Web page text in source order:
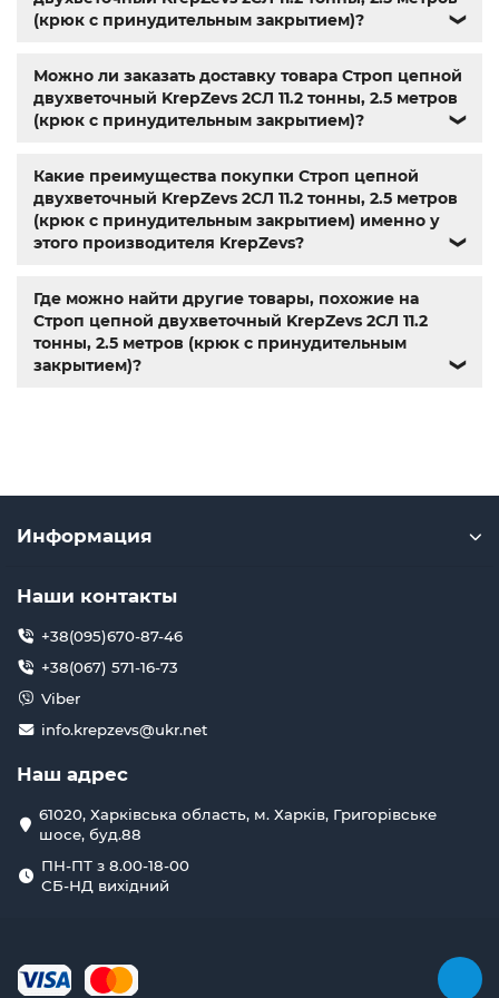
болты гайки шайбы,болты госты,стопорные гайки
купить болт м 10,купить болты м8,болты 10.9, гайки
купить,болты 8.8 ,винты м8,болт нержавеющий м8,
купить болты м10,крепежные изделия,болты
(крюк с принудительным закрытием)?
❯
Можно ли заказать доставку товара Строп цепной
двухветочный KrepZevs 2СЛ 11.2 тонны, 2.5 метров
(крюк с принудительным закрытием)?
❯
Какие преимущества покупки Строп цепной
двухветочный KrepZevs 2СЛ 11.2 тонны, 2.5 метров
(крюк с принудительным закрытием) именно у
этого производителя KrepZevs?
❯
Где можно найти другие товары, похожие на
Строп цепной двухветочный KrepZevs 2СЛ 11.2
тонны, 2.5 метров (крюк с принудительным
закрытием)?
❯
Информация
Наши контакты
+38(095)670-87-46
+38(067) 571-16-73
Viber
info.krepzevs@ukr.net
Наш адрес
61020, Харківська область, м. Харків, Григорівське
шосе, буд.88
ПН-ПТ з 8.00-18-00
СБ-НД вихідний